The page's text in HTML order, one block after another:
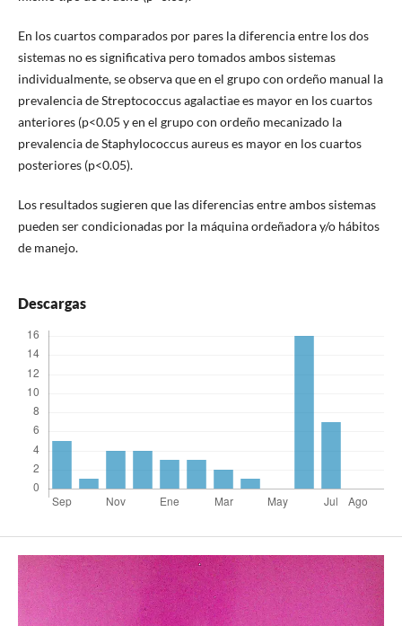
En los cuartos comparados por pares la diferencia entre los dos
sistemas no es significativa pero tomados ambos sistemas
individualmente, se observa que en el grupo con ordeño manual la
prevalencia de Streptococcus agalactiae es mayor en los cuartos
anteriores (p<0.05 y en el grupo con ordeño mecanizado la
prevalencia de Staphylococcus aureus es mayor en los cuartos
posteriores (p<0.05).
Los resultados sugieren que las diferencias entre ambos sistemas
pueden ser condicionadas por la máquina ordeñadora y/o hábitos
de manejo.
Descargas